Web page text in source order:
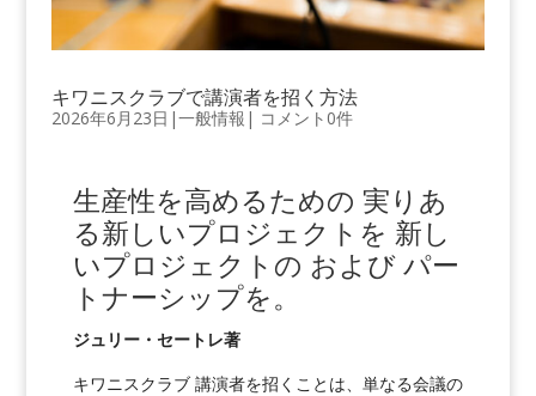
キワニスクラブで講演者を招く方法
2026年6月23日 |一般情報 | コメント0件
生産性を高めるための 実りあ
る新しいプロジェクトを 新し
いプロジェクトの およびパー
トナーシップを。
ジュリー・セートレ著
キワニスクラブ 講演者を招くことは、単なる会議の